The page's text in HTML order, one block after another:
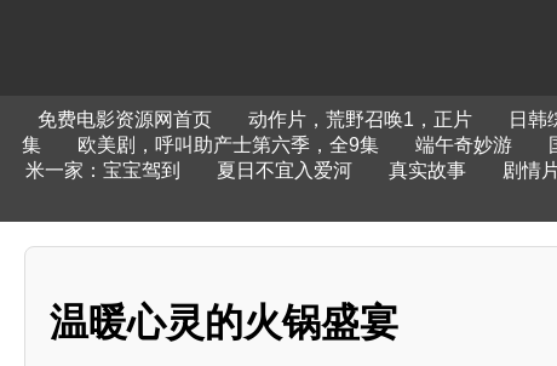
免费电影资源网首页 动作片，荒野召唤1，正片 日韩
集
欧美剧，呼叫助产士第六季，全9集 端午奇妙游
米一家：宝宝驾到
夏日不宜入爱河 真实故事 剧情
温暖心灵的火锅盛宴